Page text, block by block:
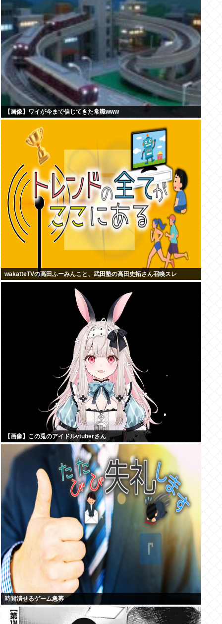
【画像】ワイが今まで信じてきた常識www
wakatteTVの高田ふーみんこと、武田塾の高田史拓さん召喚スレ
【画像】この兎のアイドルvtuberさん
時間潰せるゲーム急募